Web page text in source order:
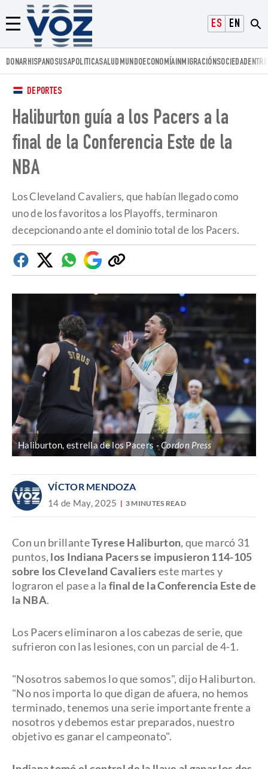
ESPAÑOLENGLISH
Menú
Voz.us
DONARHISPANOSUSAPOLITICASALUD MUNDOECONOMÍAINMIGRACIÓNSOCIEDAD
DEPORTES
Haliburton guía a los Pacers a la
final de la Conferencia Este de la
NBA
Los Cleveland Cavaliers, que habían llegado como
uno de los favoritos a los Playoffs, terminaron
decepcionando ante el dominio total de los Pacers.
FacebookTwitterWhatsapp
Google
Discover
Copiar
enlace
Haliburton, estrella de los Pacers Cordon Press
VÍCTOR MENDOZA
14 de May, 2025 3 MINUTES READ
Con un brillanteTyrese Haliburton, que marcó 31
puntos, los Indiana Pacers se impusieron 114-105
sobre los Cleveland Cavalierseste martes y
lograron el pase a la final de la Conferencia Este de
la NBA.
Los Pacers eliminaron a los cabezas de serie, que
sufrieron con las lesiones, con un parcial de 4-1.
"Nosotros sabemos lo que somos", dijo Haliburton.
"No nos importa lo que digan de afuera, no hemos
terminado, tenemos una serie importante frente a
nosotros y debemos estar preparados, nuestro
objetivo es ganar el campeonato".